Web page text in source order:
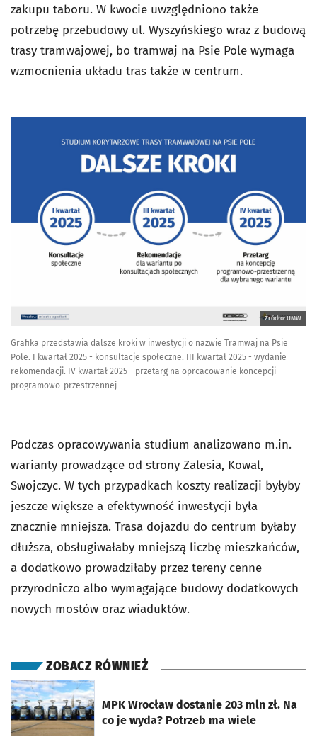
zakupu taboru. W kwocie uwzględniono także
potrzebę przebudowy ul. Wyszyńskiego wraz z budową
trasy tramwajowej, bo tramwaj na Psie Pole wymaga
wzmocnienia układu tras także w centrum.
Źródło: UMW
Grafika przedstawia dalsze kroki w inwestycji o nazwie Tramwaj na Psie
Pole. I kwartał 2025 - konsultacje społeczne. III kwartał 2025 - wydanie
rekomendacji. IV kwartał 2025 - przetarg na oprcacowanie koncepcji
programowo-przestrzennej
Podczas opracowywania studium analizowano m.in.
warianty prowadzące od strony Zalesia, Kowal,
Swojczyc. W tych przypadkach koszty realizacji byłyby
jeszcze większe a efektywność inwestycji była
znacznie mniejsza. Trasa dojazdu do centrum byłaby
dłuższa, obsługiwałaby mniejszą liczbę mieszkańców,
a dodatkowo prowadziłaby przez tereny cenne
przyrodniczo albo wymagające budowy dodatkowych
nowych mostów oraz wiaduktów.
ZOBACZ RÓWNIEŻ
MPK Wrocław dostanie 203 mln zł. Na
co je wyda? Potrzeb ma wiele
otworzy się w nowej karcie